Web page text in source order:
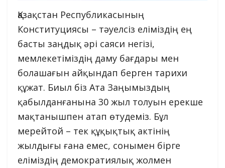
Қазақстан Республикасының
Конституциясы – тәуелсіз еліміздің ең
басты заңдық әрі саяси негізі,
мемлекетіміздің даму бағдары мен
болашағын айқындап берген тарихи
құжат. Биыл біз Ата Заңымыздың
қабылданғанына 30 жыл толуын ерекше
мақтанышпен атап өтудеміз. Бұл
мерейтой – тек құқықтық актінің
жылдығы ғана емес, сонымен бірге
еліміздің демократиялық жолмен